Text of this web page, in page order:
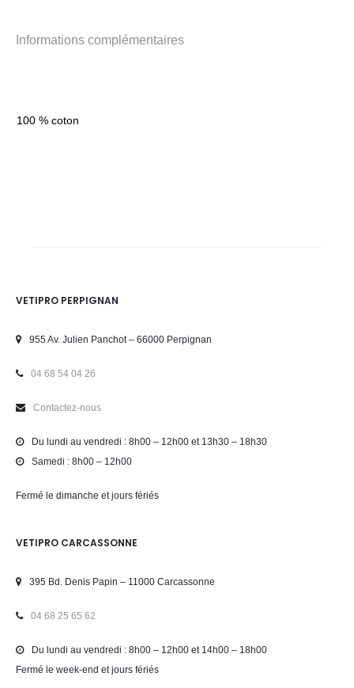
Informations complémentaires
100 % coton
VETIPRO PERPIGNAN
955 Av. Julien Panchot – 66000 Perpignan
04 68 54 04 26
Contactez-nous
Du lundi au vendredi : 8h00 – 12h00 et 13h30 – 18h30
Samedi : 8h00 – 12h00
Fermé le dimanche et jours fériés
VETIPRO CARCASSONNE
395 Bd. Denis Papin – 11000 Carcassonne
04 68 25 65 62
Du lundi au vendredi : 8h00 – 12h00 et 14h00 – 18h00
Fermé le week-end et jours fériés